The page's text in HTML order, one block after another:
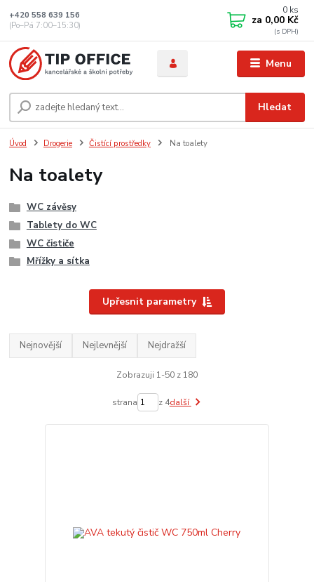
Menu
Hledat
+420 558 639 156
(Po–Pá 7:00–15:30)
0 ks
za 0,00 Kč
Úvod Drogerie Čistící prostředky Na toalety
Na toalety
WC závěsy
Tablety do WC
WC čističe
Mřížky a sítka
Upřesnit parametry
Nejnovější Nejlevnější Nejdražší
Zobrazuji 1-50 z 180
strana z 4další